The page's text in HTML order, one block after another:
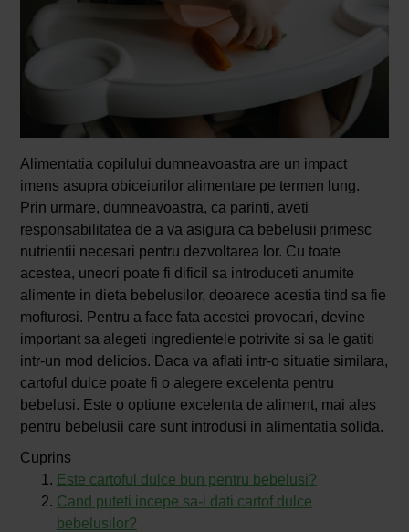
Alimentatia copilului dumneavoastra are un impact
imens asupra obiceiurilor alimentare pe termen lung.
Prin urmare, dumneavoastra, ca parinti, aveti
responsabilitatea de a va asigura ca bebelusii primesc
nutrientii necesari pentru dezvoltarea lor. Cu toate
acestea, uneori poate fi dificil sa introduceti anumite
alimente in dieta bebelusilor, deoarece acestia tind sa fie
mofturosi. Pentru a face fata acestei provocari, devine
important sa alegeti ingredientele potrivite si sa le gatiti
intr-un mod delicios. Daca va aflati intr-o situatie similara,
cartoful dulce poate fi o alegere excelenta pentru
bebelusi. Este o optiune excelenta de aliment, mai ales
pentru bebelusii care sunt introdusi in alimentatia solida.
Cuprins
Este cartoful dulce bun pentru bebelusi?
Cand puteti incepe sa-i dati cartof dulce
bebelusilor?